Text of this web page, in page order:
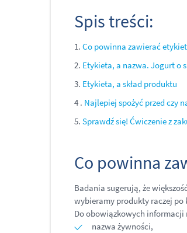
Spis treści:
1. Co powinna zawierać
2. Etykieta, a nazwa. Jogurt o
3. Etykieta, a skład produktu
4 . Najlepiej spożyć przed czy
5. Sprawdź się! Ćwiczenie z
Co powinna
Badania sugerują, że
wybieramy produkty raczej po
Do obowiązkowych informacji
nazwa żywności,